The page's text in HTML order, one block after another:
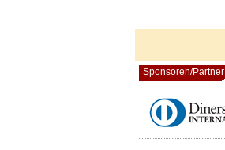
Sponsoren/Partner